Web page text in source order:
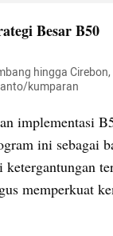
Besar B50
hingga
kumparan
implementasi
ini sebagai
ketergantungan
memperkuat